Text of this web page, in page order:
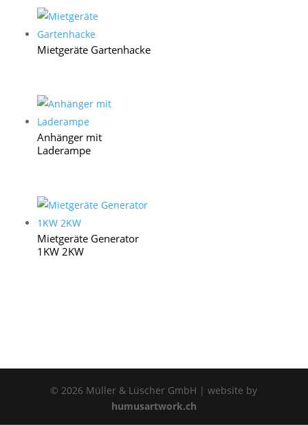
Mietgeräte Gartenhacke
Anhänger mit
Laderampe
Mietgeräte Generator
1KW 2KW
© 2026 Müller & Lüscher GmbH | website by
humusartwork.ch